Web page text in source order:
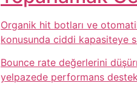
Organik hit botları ve
konusunda ciddi kapasiteye
Bounce rate değerlerini
yelpazede performans